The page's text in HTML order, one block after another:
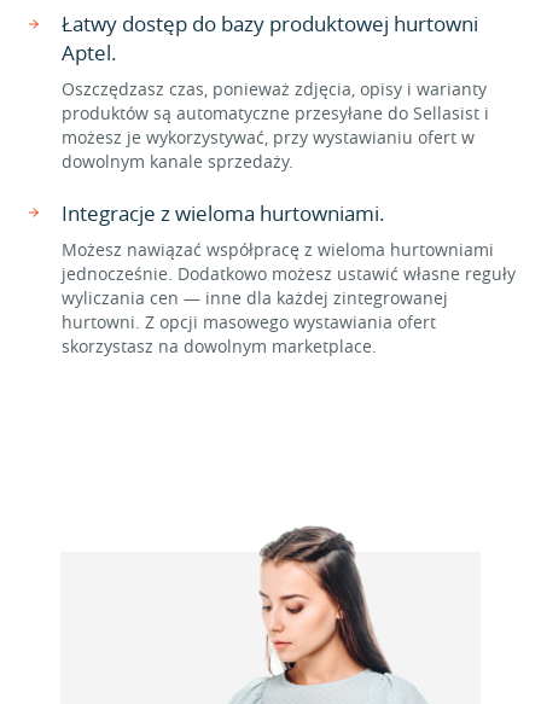
Łatwy dostęp do bazy produktowej hurtowni
Aptel.
Oszczędzasz czas, ponieważ zdjęcia, opisy i warianty
produktów są automatyczne przesyłane do Sellasist i
możesz je wykorzystywać, przy wystawianiu ofert w
dowolnym kanale sprzedaży.
Integracje z wieloma hurtowniami.
Możesz nawiązać współpracę z wieloma hurtowniami
jednocześnie. Dodatkowo możesz ustawić własne reguły
wyliczania cen — inne dla każdej zintegrowanej
hurtowni. Z opcji masowego wystawiania ofert
skorzystasz na dowolnym marketplace.